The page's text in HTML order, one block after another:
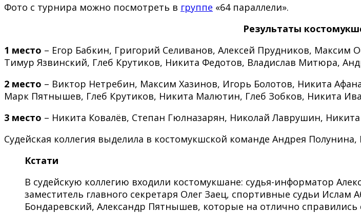
Фото с турнира можно посмотреть в группе «64 параллели».
Результаты
1 место – Егор Бабкин, Григорий Селиванов, Алексей Прудников,
Тимур Язвинский, Глеб Крутиков, Никита Федотов, Владислав Митюра,
2 место – Виктор Нетребин, Максим Хазинов, Игорь Болотов, Никита
Марк Пятнышев, Глеб Крутиков, Никита Малютин, Глеб Зобков, Никита
3 место – Никита Ковалёв, Степан Гюлназарян, Николай Лаврушин,
Судейская коллегия выделила в костомукшской команде Андрея
Кстати
В судейскую коллегию входили костомукшане: судья-информатор
заместитель главного секретаря Олег Заец, спортивные судьи
Бондаревский, Александр Пятнышев, которые на отлично